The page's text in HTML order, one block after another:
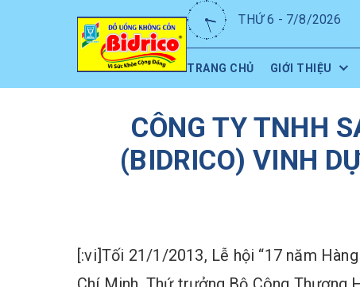
TRANG CHỦ GIỚI THIỆU
THỨ 6 - 7/8/2026
CÔNG TY TNHH
(BIDRICO) VINH
[:vi]Tối 21/1/2013, Lễ hội “17 năm